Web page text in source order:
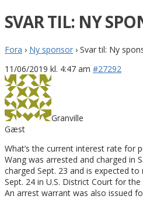
SVAR TIL: NY
Fora › Ny sponsor › Svar til: Ny
11/06/2019 kl. 4:47 am #27292
Granville
Gæst
What’s the current interest rate for
Wang was arrested and charged in
charged Sept. 23 and is expected
Sept. 24 in U.S. District Court for
An arrest warrant was also issued